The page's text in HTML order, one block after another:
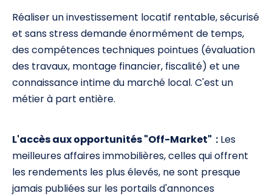
Réaliser un investissement locatif rentable, sécurisé
et sans stress demande énormément de temps,
des compétences techniques pointues (évaluation
des travaux, montage financier, fiscalité) et une
connaissance intime du marché local. C'est un
métier à part entière.
L'accès aux opportunités "Off-Market" : Les
meilleures affaires immobilières, celles qui offrent
les rendements les plus élevés, ne sont presque
jamais publiées sur les portails d'annonces